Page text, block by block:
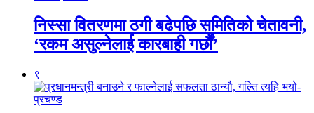
निस्सा वितरणमा ठगी बढेपछि समितिको चेतावनी,
‘रकम असुल्नेलाई कारबाही गर्छाैं’
९